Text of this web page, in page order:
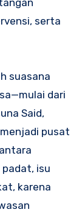
serta
suasana
dari
Said,
pusat
isu
karena